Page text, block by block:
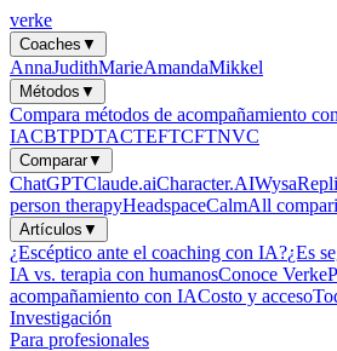
verke
Coaches ▼
AnnaJudithMarieAmandaMikkel
Métodos ▼
Compara métodos de acompañamiento con
IACBTPDTACTEFTCFTNVC
Comparar▼
ChatGPTClaude.aiCharacter.AIWysa
person therapyHeadspaceCalmAll
Artículos ▼
¿Escéptico ante el coaching con IA?¿Es
IA vs. terapia con humanosConoce Verke
acompañamiento con IACosto y acceso
Investigación
Para profesionales